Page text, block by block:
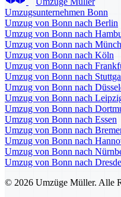
Umzugsunternehmen Bonn
Umzug von Bonn nach Berlin
Umzug von Bonn nach
Umzug von Bonn nach
Umzug von Bonn nach Köln
Umzug von Bonn nach
Umzug von Bonn nach
Umzug von Bonn nach
Umzug von Bonn nach
Umzug von Bonn nach
Umzug von Bonn nach Essen
Umzug von Bonn nach
Umzug von Bonn nach
Umzug von Bonn nach
Umzug von Bonn nach
© 2026 Umzüge Müller. Alle